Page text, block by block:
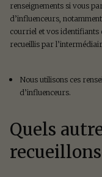
renseignements si vous
d’influenceurs,
courriel et vos identifiants
recueillis par
Nous utilisons ces
d’influenceurs.
Quels